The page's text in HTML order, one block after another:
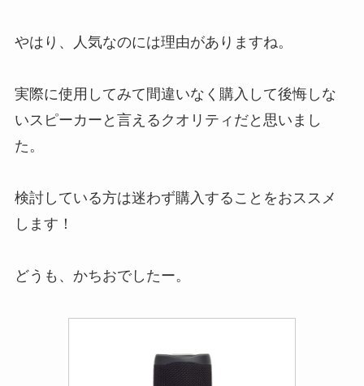
やはり、人気なのには理由がありますね。
実際に使用してみて間違いなく購入して後悔しな
いスピーカーと言えるクオリティだと思いまし
た。
検討している方は迷わず購入することをおススメ
します！
どうも、かちおでしたー。